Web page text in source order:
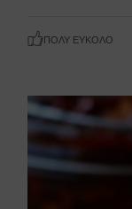
ΠΟΛΎ ΕΎΚΟΛΟ